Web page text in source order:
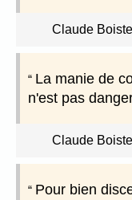
Claude Boiste
La manie de
n'est pas
Claude Boiste
Pour bien